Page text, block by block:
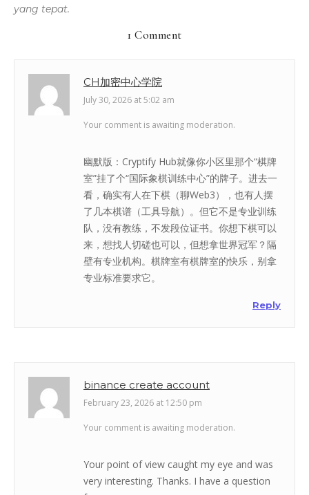
yang tepat.
1 Comment
CH加密中心学院
July 30, 2026 at 5:02 am
Your comment is awaiting moderation.
幽默版：Cryptify Hub就像你小区里那个“棋牌
室”挂了个“国际象棋训练中心”的牌子。进去一
看，确实有人在下棋（聊Web3），也有人摆
了几本棋谱（工具导航）。但它不是专业训练
队，没有教练，不发段位证书。你想下棋可以
来，想找人切磋也可以，但想拿世界冠军？隔
壁有专业机构。棋牌室有棋牌室的快乐，别拿
专业标准要求它。
Reply
binance create account
February 23, 2026 at 12:50 pm
Your comment is awaiting moderation.
Your point of view caught my eye and was
very interesting. Thanks. I have a question